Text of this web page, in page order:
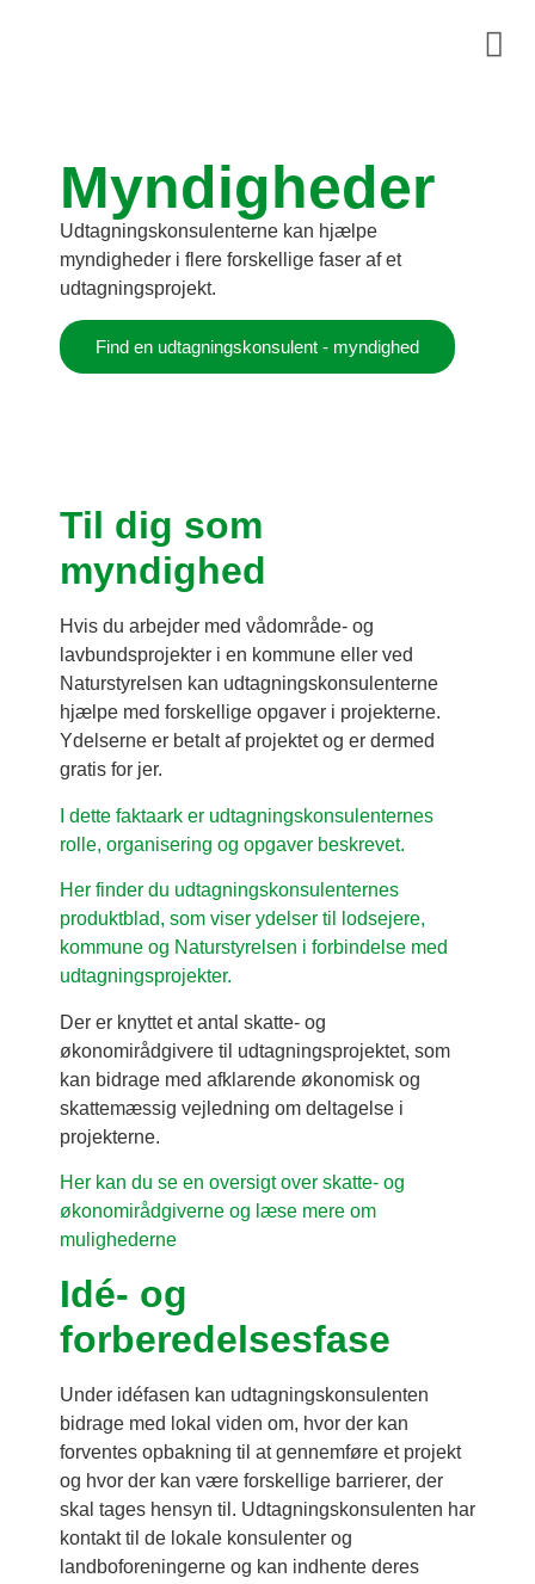
Myndigheder
Udtagningskonsulenterne kan hjælpe
myndigheder i flere forskellige faser af et
udtagningsprojekt.
Find en udtagningskonsulent - myndighed
Til dig som
myndighed
Hvis du arbejder med vådområde- og
lavbundsprojekter i en kommune eller ved
Naturstyrelsen kan udtagningskonsulenterne
hjælpe med forskellige opgaver i projekterne.
Ydelserne er betalt af projektet og er dermed
gratis for jer.
I dette faktaark er udtagningskonsulenternes
rolle, organisering og opgaver beskrevet.
Her finder du udtagningskonsulenternes
produktblad, som viser ydelser til lodsejere,
kommune og Naturstyrelsen i forbindelse med
udtagningsprojekter.
Der er knyttet et antal skatte- og
økonomirådgivere til udtagningsprojektet, som
kan bidrage med afklarende økonomisk og
skattemæssig vejledning om deltagelse i
projekterne.
Her kan du se en oversigt over skatte- og
økonomirådgiverne og læse mere om
mulighederne
Idé- og
forberedelsesfase
Under idéfasen kan udtagningskonsulenten
bidrage med lokal viden om, hvor der kan
forventes opbakning til at gennemføre et projekt
og hvor der kan være forskellige barrierer, der
skal tages hensyn til. Udtagningskonsulenten har
kontakt til de lokale konsulenter og
landboforeningerne og kan indhente deres